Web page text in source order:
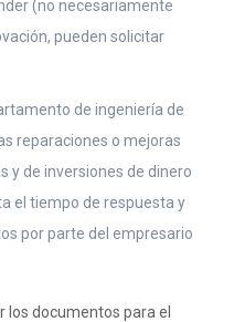
(no necesariamente
pueden solicitar
de ingeniería de
reparaciones o mejoras
y de inversiones de dinero
el tiempo de respuesta y
por parte del empresario
los documentos para el